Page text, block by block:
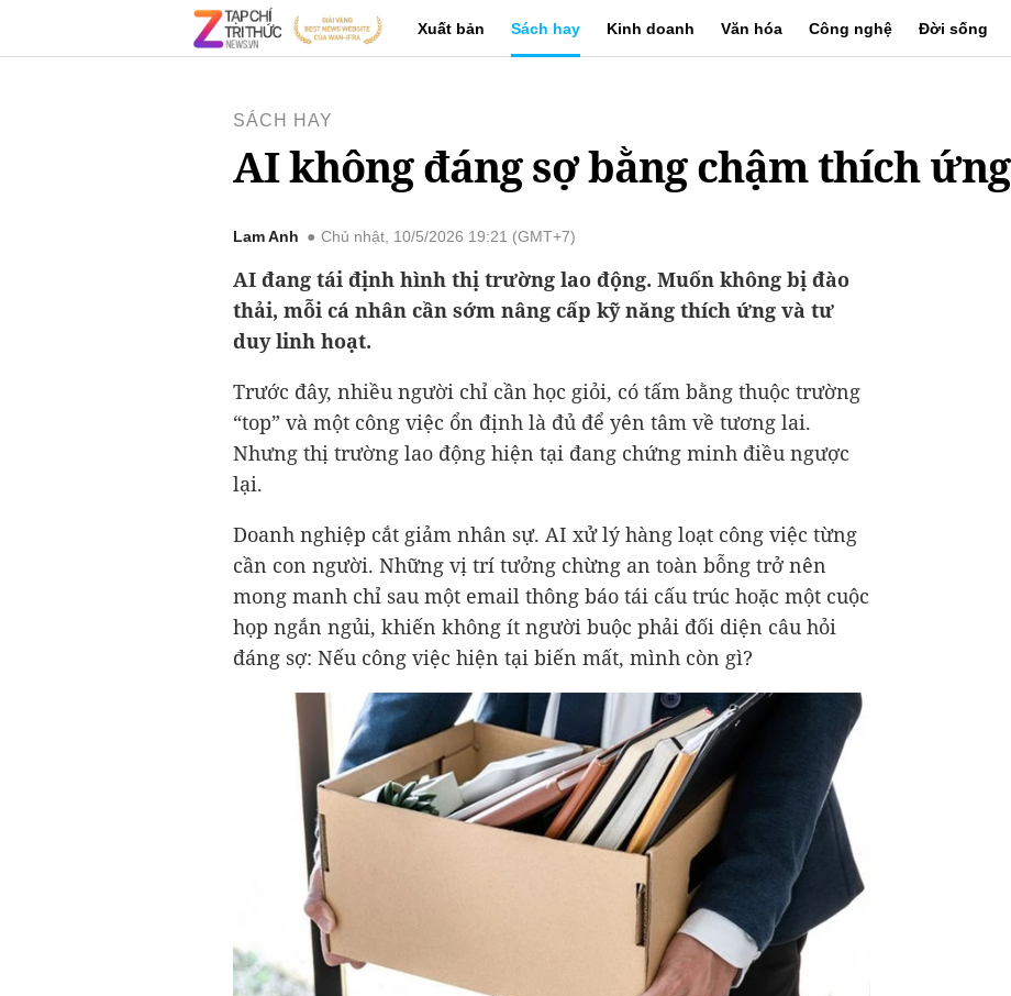
Xuất bản Sách hay Kinh doanh Văn hóa Công nghệ Đời sống
SÁCH HAY
AI không đáng sợ bằng chậm thích ứng
Lam Anh Chủ nhật, 10/5/2026 19:21 (GMT+7)
AI đang tái định hình thị trường lao động. Muốn không bị đào
thải, mỗi cá nhân cần sớm nâng cấp kỹ năng thích ứng và tư
duy linh hoạt.
Trước đây, nhiều người chỉ cần học giỏi, có tấm bằng thuộc trường
“top” và một công việc ổn định là đủ để yên tâm về tương lai.
Nhưng thị trường lao động hiện tại đang chứng minh điều ngược
lại.
Doanh nghiệp cắt giảm nhân sự. AI xử lý hàng loạt công việc từng
cần con người. Những vị trí tưởng chừng an toàn bỗng trở nên
mong manh chỉ sau một email thông báo tái cấu trúc hoặc một cuộc
họp ngắn ngủi, khiến không ít người buộc phải đối diện câu hỏi
đáng sợ: Nếu công việc hiện tại biến mất, mình còn gì?